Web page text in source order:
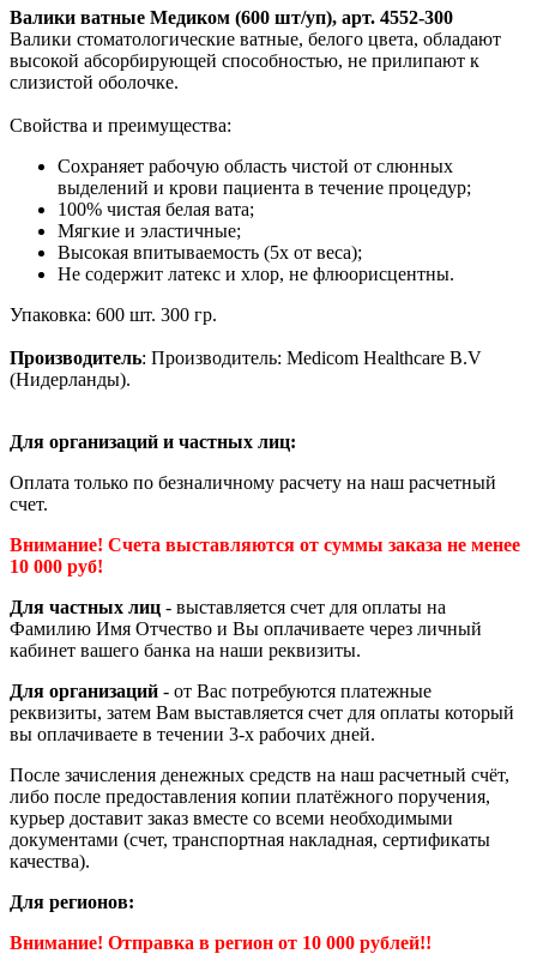
Валики ватные Медиком (600 шт/уп), арт. 4552-300
Валики стоматологические ватные, белого цвета, обладают
высокой абсорбирующей способностью, не прилипают к
слизистой оболочке.
Свойства и преимущества:
Сохраняет рабочую область чистой от слюнных
выделений и крови пациента в течение процедур;
100% чистая белая вата;
Мягкие и эластичные;
Высокая впитываемость (5х от веса);
Не содержит латекс и хлор, не флюорисцентны.
Упаковка: 600 шт. 300 гр.
Производитель: Производитель: Medicom Healthcare B.V
(Нидерланды).
Для организаций и частных лиц:
Оплата только по безналичному расчету на наш расчетный
счет.
Внимание! Счета выставляются от суммы заказа не менее
10 000 руб!
Для частных лиц - выставляется счет для оплаты на
Фамилию Имя Отчество и Вы оплачиваете через личный
кабинет вашего банка на наши реквизиты.
Для организаций - от Вас потребуются платежные
реквизиты, затем Вам выставляется счет для оплаты который
вы оплачиваете в течении 3-х рабочих дней.
После зачисления денежных средств на наш расчетный счёт,
либо после предоставления копии платёжного поручения,
курьер доставит заказ вместе со всеми необходимыми
документами (счет, транспортная накладная, сертификаты
качества).
Для регионов:
Внимание! Отправка в регион от 10 000 рублей!!